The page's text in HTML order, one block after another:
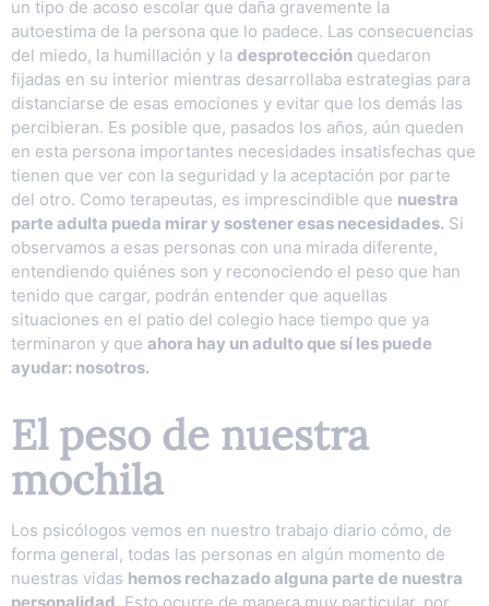
un tipo de acoso escolar que daña gravemente la
autoestima de la persona que lo padece. Las consecuencias
del miedo, la humillación y la desprotección quedaron
fijadas en su interior mientras desarrollaba estrategias para
distanciarse de esas emociones y evitar que los demás las
percibieran. Es posible que, pasados los años, aún queden
en esta persona importantes necesidades insatisfechas que
tienen que ver con la seguridad y la aceptación por parte
del otro. Como terapeutas, es imprescindible que nuestra
parte adulta pueda mirar y sostener esas necesidades. Si
observamos a esas personas con una mirada diferente,
entendiendo quiénes son y reconociendo el peso que han
tenido que cargar, podrán entender que aquellas
situaciones en el patio del colegio hace tiempo que ya
terminaron y que ahora hay un adulto que sí les puede
ayudar: nosotros.
El peso de nuestra
mochila
Los psicólogos vemos en nuestro trabajo diario cómo, de
forma general, todas las personas en algún momento de
nuestras vidas hemos rechazado alguna parte de nuestra